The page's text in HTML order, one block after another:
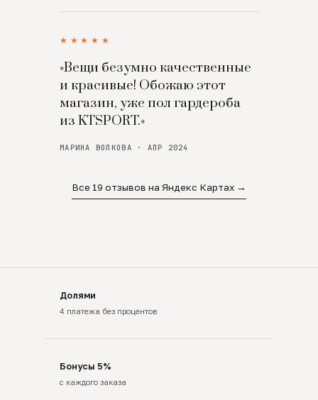
★★★★★
«Вещи безумно качественные
и красивые! Обожаю этот
магазин, уже пол гардероба
из KTSPORT.»
МАРИНА ВОЛКОВА · АПР 2024
Все 19 отзывов на Яндекс Картах →
Долями
4 платежа без процентов
Бонусы 5%
с каждого заказа